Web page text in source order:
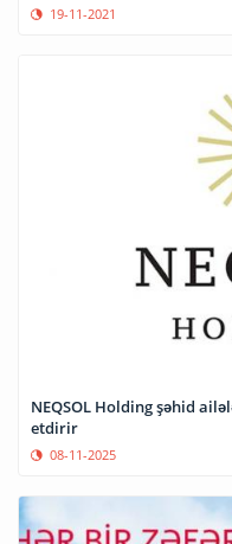
19-11-2021
NEQSOL Holding şəhid
etdirir
08-11-2025